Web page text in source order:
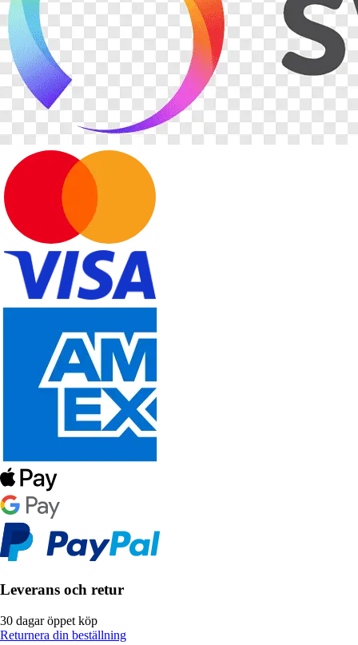
Leverans och retur
30 dagar öppet köp
Returnera din beställning